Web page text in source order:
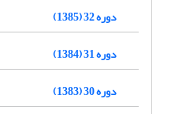
دوره 32 (1385)
دوره 31 (1384)
دوره 30 (1383)